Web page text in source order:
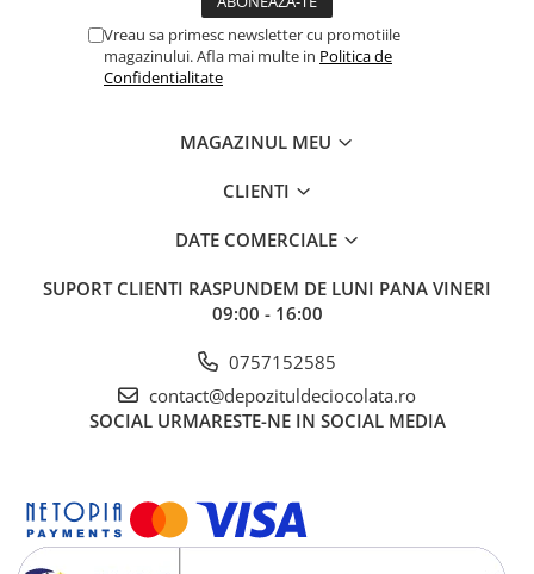
Vreau sa primesc newsletter cu promotiile
magazinului. Afla mai multe in Politica de
Confidentialitate
MAGAZINUL MEU
CLIENTI
DATE COMERCIALE
SUPORT CLIENTI RASPUNDEM DE LUNI PANA VINERI
09:00 - 16:00
0757152585
contact@depozituldeciocolata.ro
SOCIAL URMARESTE-NE IN SOCIAL MEDIA